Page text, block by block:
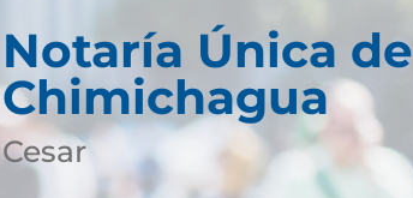
Notaría Única de
Chimichagua
Cesar